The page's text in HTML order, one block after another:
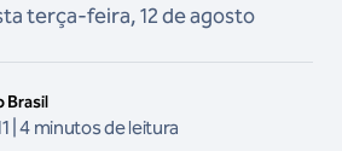
terça-feira, 12 de agosto
Brasil
| 4 minutos de leitura